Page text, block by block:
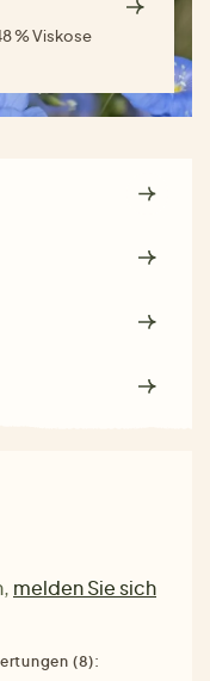
% Viskose
melden Sie sich
(8):